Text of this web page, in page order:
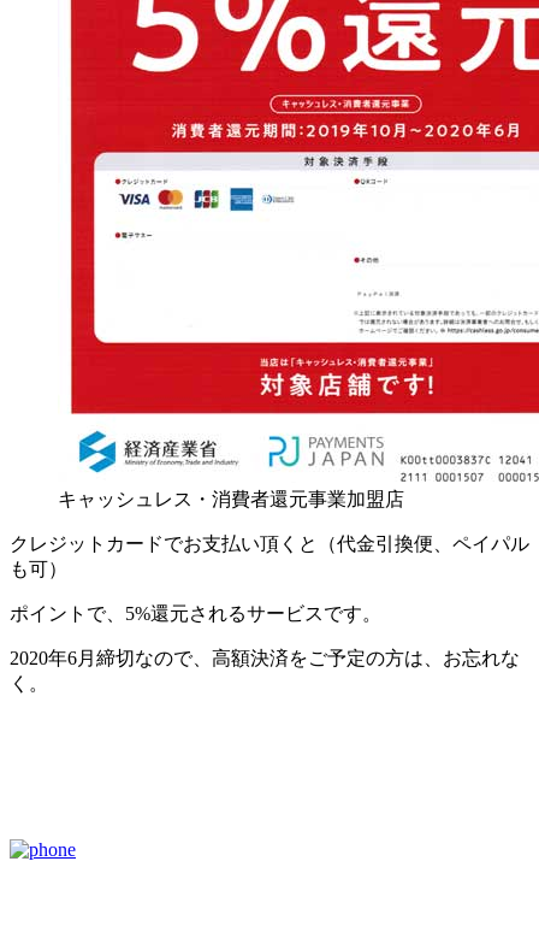
キャッシュレス・消費者還元事業加盟店
クレジットカードでお支払い頂くと（代金引換便、ペイパル
も可）
ポイントで、5%還元されるサービスです。
2020年6月締切なので、高額決済をご予定の方は、お忘れな
く。